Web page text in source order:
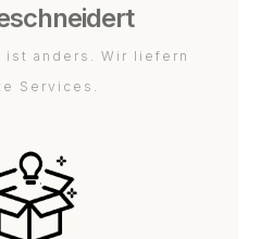
ist anders. Wir liefern
Services.